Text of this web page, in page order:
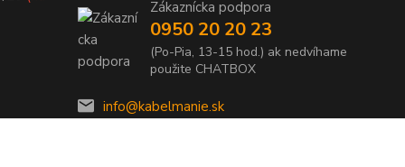
Zákaznícka podpora
0950 20 20 23
(Po-Pia, 13-15 hod.) ak nedvíhame
použite CHATBOX
info@kabelmanie.sk